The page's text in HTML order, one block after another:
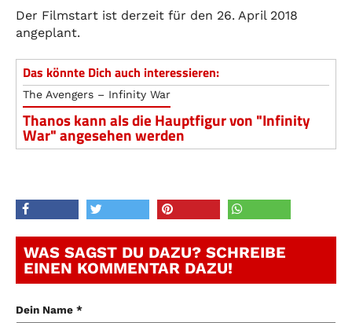
Der Filmstart ist derzeit für den 26. April 2018
angeplant.
Das könnte Dich auch interessieren:
The Avengers – Infinity War
Thanos kann als die Hauptfigur von "Infinity
War" angesehen werden
WAS SAGST DU DAZU? SCHREIBE
EINEN KOMMENTAR DAZU!
Dein Name *